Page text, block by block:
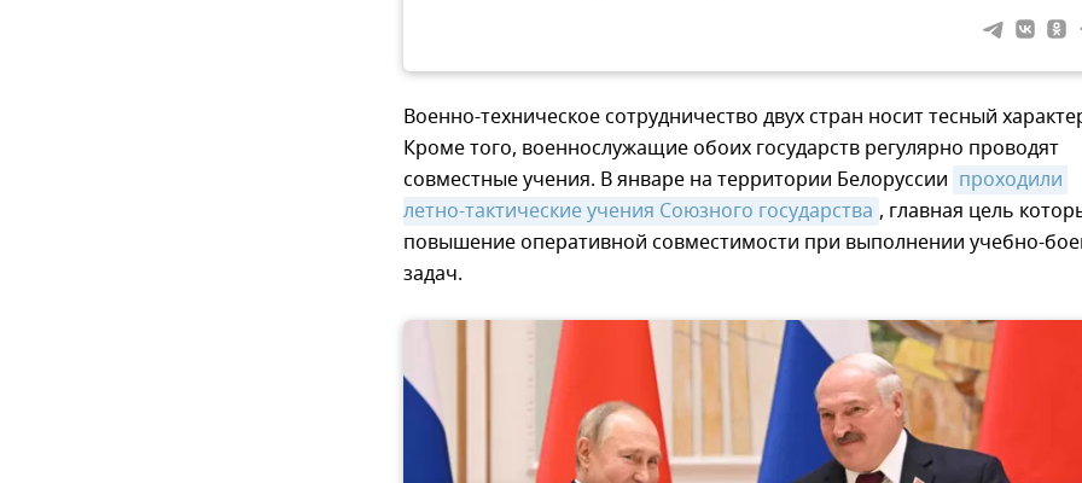
Военно-техническое сотрудничество двух стран носит тесный
Кроме того, военнослужащие обоих государств регулярно проводят
совместные учения. В январе на территории Белоруссии проходили
летно-тактические учения Союзного государства , главная цель
повышение оперативной совместимости при выполнении учебно-
задач.